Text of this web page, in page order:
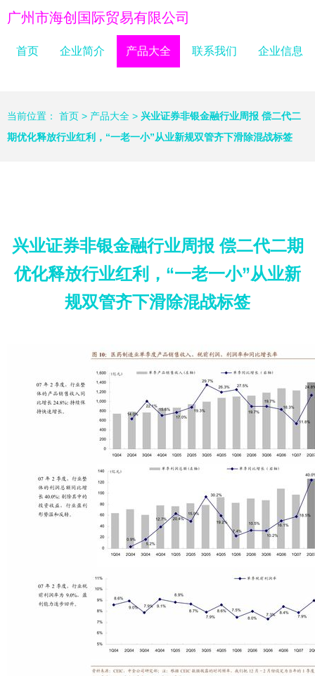
广州市海创国际贸易有限公司
首页 企业简介 产品大全 联系我们 企业信息
当前位置： 首页 > 产品大全 > 兴业证券非银金融行业周报 偿二代二
期优化释放行业红利，“一老一小”从业新规双管齐下滑除混战标签
兴业证券非银金融行业周报 偿二代二期
优化释放行业红利，“一老一小”从业新
规双管齐下滑除混战标签